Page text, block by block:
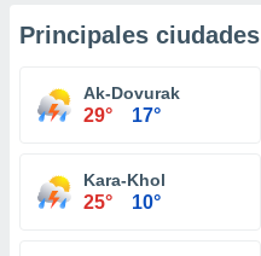
Principales ciudades
Ak-Dovurak
29° 17°
Kara-Khol
25° 10°